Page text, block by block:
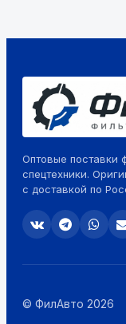
Оптовые поставки
спецтехники.
с доставкой по
© ФилАвто 2026